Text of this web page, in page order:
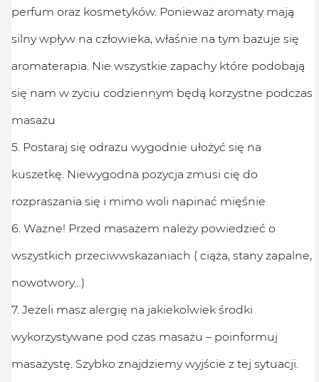
perfum oraz kosmetyków. Ponieważ aromaty mają
silny wpływ na człowieka, właśnie na tym bazuje się
aromaterapia. Nie wszystkie zapachy które podobają
się nam w życiu codziennym będą korzystne podczas
masażu
5. Postaraj się odrazu wygodnie ułożyć się na
kuszetkę. Niewygodna pozycja zmusi cię do
rozpraszania się i mimo woli napinać mięśnie
6. Ważne! Przed masażem należy powiedzieć o
wszystkich przeciwwskazaniach ( ciąża, stany zapalne,
nowotwory…)
7. Jeżeli masz alergię na jakiekolwiek środki
wykorzystywane pod czas masażu – poinformuj
masażystę. Szybko znajdziemy wyjście z tej sytuacji.